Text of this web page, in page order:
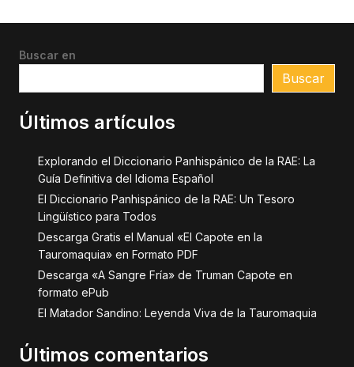
Buscar en
Buscar
Últimos artículos
Explorando el Diccionario Panhispánico de la RAE: La
Guía Definitiva del Idioma Español
El Diccionario Panhispánico de la RAE: Un Tesoro
Lingüístico para Todos
Descarga Gratis el Manual «El Capote en la
Tauromaquia» en Formato PDF
Descarga «A Sangre Fría» de Truman Capote en
formato ePub
El Matador Sandino: Leyenda Viva de la Tauromaquia
Últimos comentarios